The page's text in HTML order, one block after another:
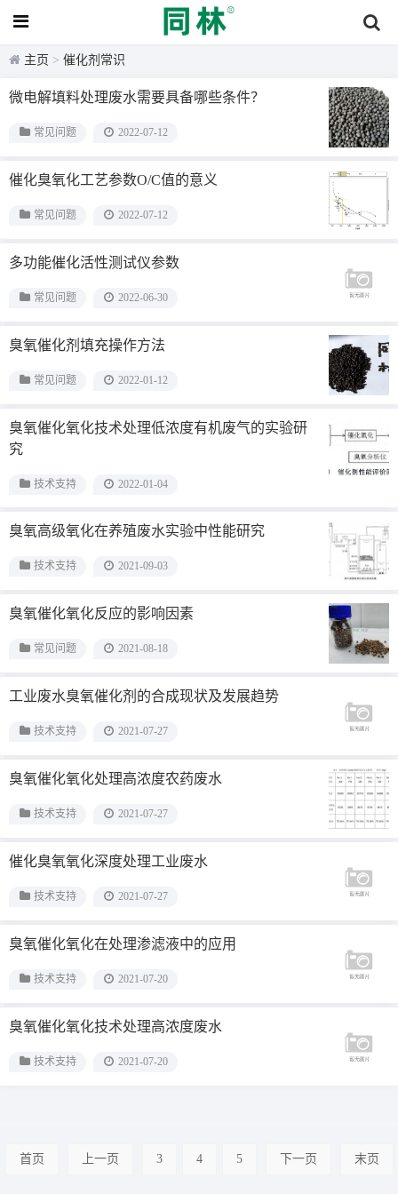
主页 > 催化剂常识
微电解填料处理废水需要具备哪些条件？
常见问题 2022-07-12
催化臭氧化工艺参数O/C值的意义
常见问题 2022-07-12
多功能催化活性测试仪参数
常见问题 2022-06-30
臭氧催化剂填充操作方法
常见问题 2022-01-12
臭氧催化氧化技术处理低浓度有机废气的实验研
究
技术支持 2022-01-04
臭氧高级氧化在养殖废水实验中性能研究
技术支持 2021-09-03
臭氧催化氧化反应的影响因素
常见问题 2021-08-18
工业废水臭氧催化剂的合成现状及发展趋势
技术支持 2021-07-27
臭氧催化氧化处理高浓度农药废水
技术支持 2021-07-27
催化臭氧氧化深度处理工业废水
技术支持 2021-07-27
臭氧催化氧化在处理渗滤液中的应用
技术支持 2021-07-20
臭氧催化氧化技术处理高浓度废水
技术支持 2021-07-20
首页 上一页 3 4 5 下一页 末页